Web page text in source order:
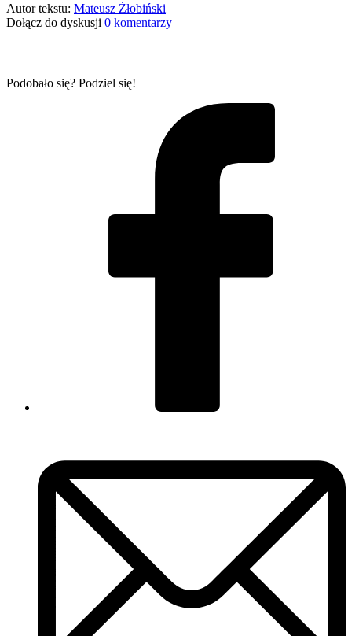
Autor tekstu: Mateusz Żłobiński
Dołącz do dyskusji 0 komentarzy
Podobało się? Podziel się!